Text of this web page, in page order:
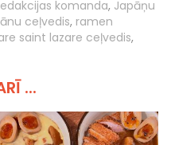
komanda, Japāņu
ceļvedis, ramen
saint lazare ceļvedis,
...